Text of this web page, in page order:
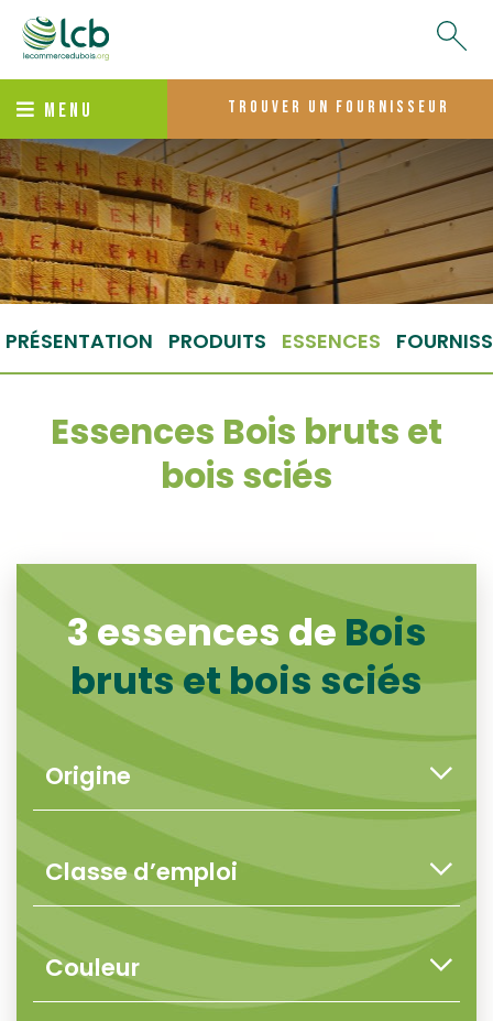
MENU trouver un fournisseur
PRÉSENTATION PRODUITS ESSENCES
Essences Bois bruts et
bois sciés
3 essences de Bois
bruts et bois sciés